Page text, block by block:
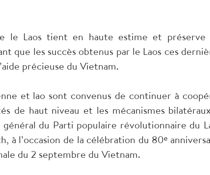
le Laos tient en haute estime et préserve
que les succès obtenus par le Laos ces
précieuse du Vietnam.
et lao sont convenus de continuer à
de haut niveau et les mécanismes
du Parti populaire révolutionnaire du
à l’occasion de la célébration du 80ᵉ
du 2 septembre du Vietnam.